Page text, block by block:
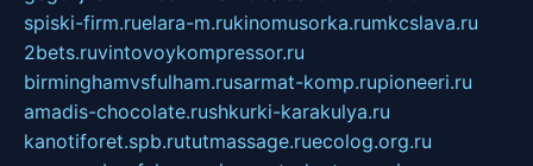
spiski-firm.ruelara-m.rukinomusorka.rumkcslava.ru
2bets.ruvintovoykompressor.ru
birminghamvsfulham.rusarmat-komp.rupioneeri.ru
amadis-chocolate.rushkurki-karakulya.ru
kanotiforet.spb.rututmassage.ruecolog.org.ru